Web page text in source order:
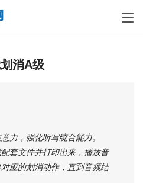
消A级
力，强化听写统合能力。
套文件并打印出来，播放音
应的划消动作，直到音频结